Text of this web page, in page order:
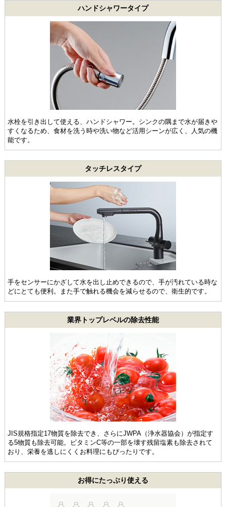
ハンドシャワータイプ
水栓を引き出して使える、ハンドシャワー。シンクの隅まで水が届きや
すくなるため、食材を洗う時や洗い物など活用シーンが広く、人気の機
能です。
タッチレスタイプ
手をセンサーにかざして水を出し止めできるので、手が汚れている時な
どにとても便利。また手で触れる機会を減らせるので、衛生的です。
業界トップレベルの除去性能
JIS規格指定17物質を除去でき、さらにJWPA（浄水器協会）が指定す
る5物質も除去可能。ビタミンC等の一部を壊す残留塩素も除去されて
おり、栄養を逃しにくくお料理にもぴったりです。
お得にたっぷり使える